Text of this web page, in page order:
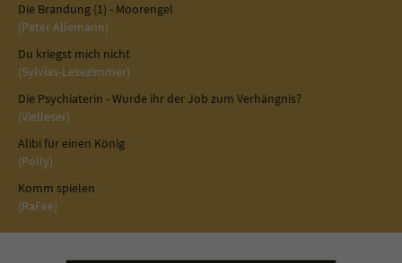
Die Brandung (1) - Moorengel
(Peter Allemann)
Du kriegst mich nicht
(Sylvias-Lesezimmer)
Die Psychiaterin - Wurde ihr der Job zum Verhängnis?
(Vielleser)
Alibi für einen König
(Polly)
Komm spielen
(RaFee)